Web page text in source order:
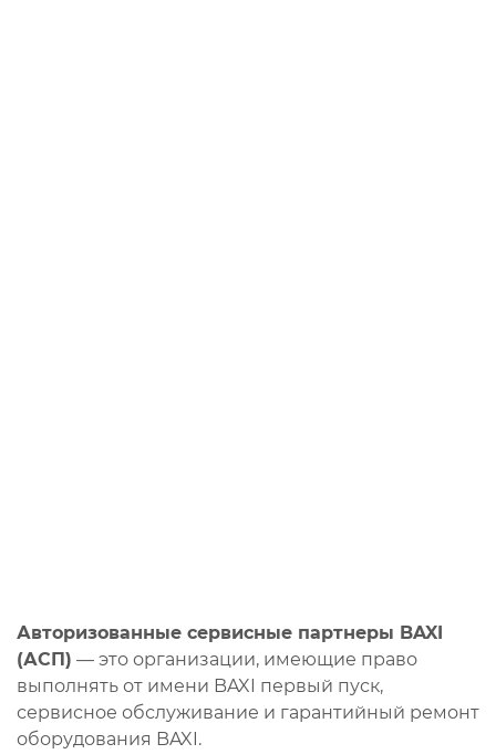
Авторизованные сервисные партнеры BAXI
(АСП) — это организации, имеющие право
выполнять от имени BAXI первый пуск,
сервисное обслуживание и гарантийный ремонт
оборудования BAXI.